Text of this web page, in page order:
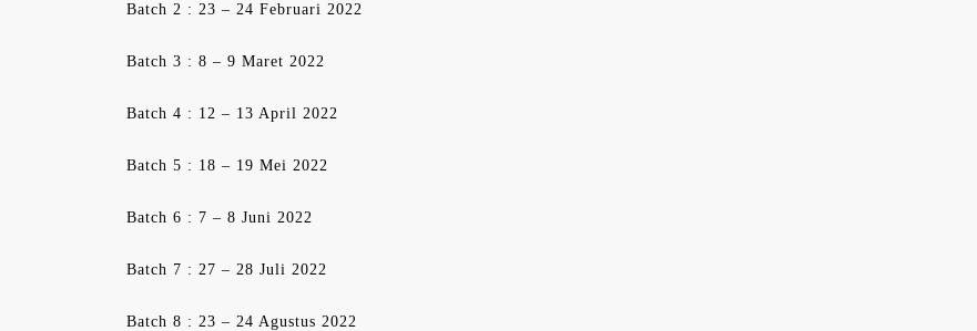
Batch 2 : 23 – 24 Februari 2022
Batch 3 : 8 – 9 Maret 2022
Batch 4 : 12 – 13 April 2022
Batch 5 : 18 – 19 Mei 2022
Batch 6 : 7 – 8 Juni 2022
Batch 7 : 27 – 28 Juli 2022
Batch 8 : 23 – 24 Agustus 2022